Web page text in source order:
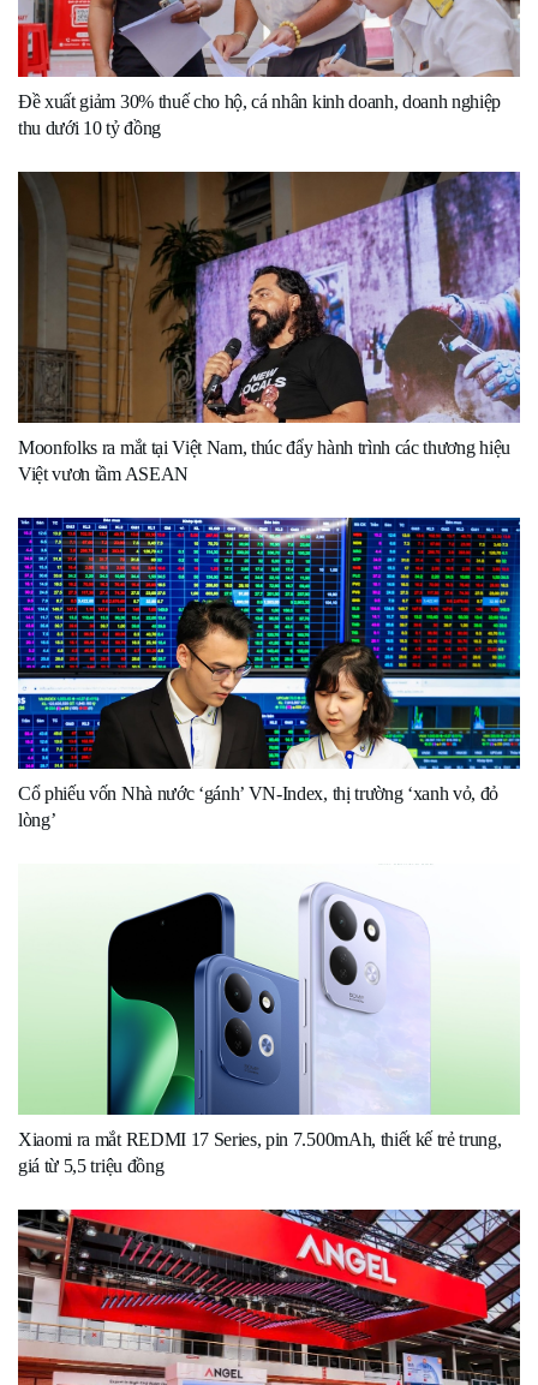
Đề xuất giảm 30% thuế cho hộ, cá nhân kinh doanh, doanh nghiệp
thu dưới 10 tỷ đồng
Moonfolks ra mắt tại Việt Nam, thúc đẩy hành trình các thương hiệu
Việt vươn tầm ASEAN
Cổ phiếu vốn Nhà nước ‘gánh’ VN-Index, thị trường ‘xanh vỏ, đỏ
lòng’
Xiaomi ra mắt REDMI 17 Series, pin 7.500mAh, thiết kế trẻ trung,
giá từ 5,5 triệu đồng